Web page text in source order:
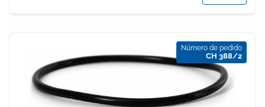
Número de pedido
CH 388/2